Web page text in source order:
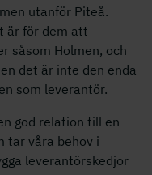
utanför Piteå.
är för dem att
såsom Holmen, och
det är inte den enda
som leverantör.
god relation till en
tar våra behov i
leverantörskedjor